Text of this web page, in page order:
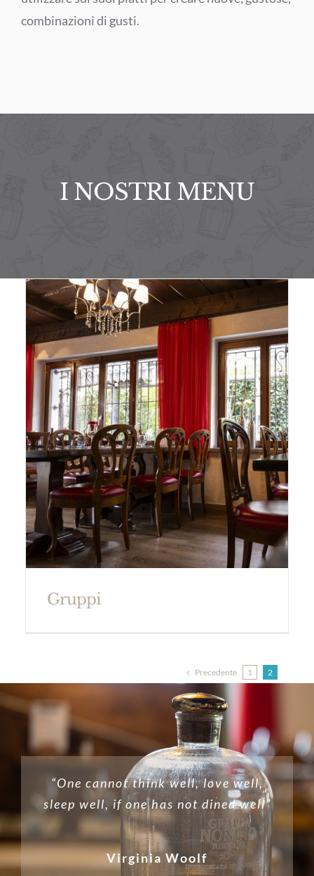
combinazioni di gusti.
I NOSTRI MENU
Gruppi
Precedente 1 2
“One cannot think well, love well,
sleep well, if one has not dined well”
Virginia Woolf